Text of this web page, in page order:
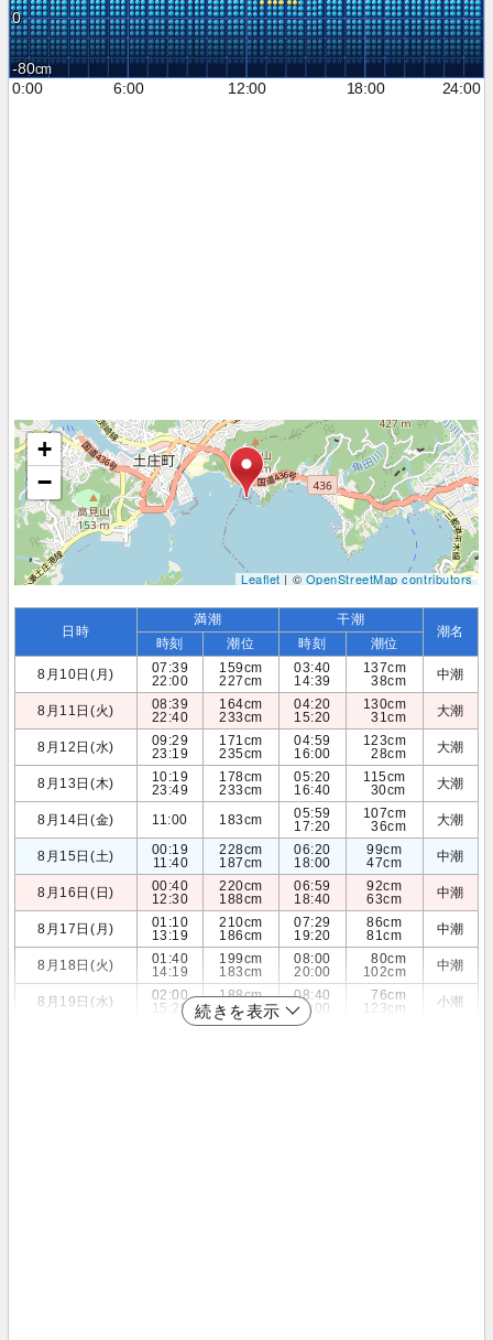
0
-80
0:00
6:00 12:00 18:00 24:00
+
−
Leaflet| ©OpenStreetMap contributors
日時
満潮 干潮
潮名
時刻 潮位 時刻
潮位
8月10日(月)
07:39
22:00
159cm
227cm
03:40
14:39
137cm
38cm
中潮
8月11日(火)
08:39
22:40
164cm
233cm
04:20
15:20
130cm
31cm
大潮
8月12日(水)
09:29
23:19
171cm
235cm
04:59
16:00
123cm
28cm
大潮
8月13日(木)
10:19
23:49
178cm
233cm
05:20
16:40
115cm
30cm
大潮
8月14日(金) 11:00 183cm
05:59
17:20
107cm
36cm
大潮
8月15日(土)
00:19
11:40
228cm
187cm
06:20
18:00
99cm
47cm
中潮
8月16日(日)
00:40
12:30
220cm
188cm
06:59
18:40
92cm
63cm
中潮
8月17日(月)
01:10
13:19
210cm
186cm
07:29
19:20
86cm
81cm
中潮
8月18日(火)
01:40
14:19
199cm
183cm
08:00
20:00
80cm
102cm
中潮
8月19日(水)
02:00
15:29
188cm
179cm
08:40
21:00
76cm
123cm
小潮
続きを表示